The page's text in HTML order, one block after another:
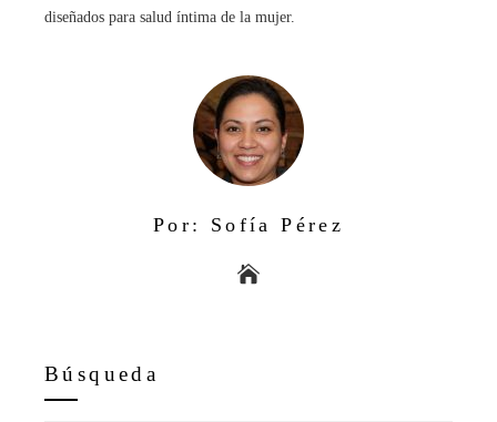
diseñados para salud íntima de la mujer.
Por: Sofía Pérez
Búsqueda